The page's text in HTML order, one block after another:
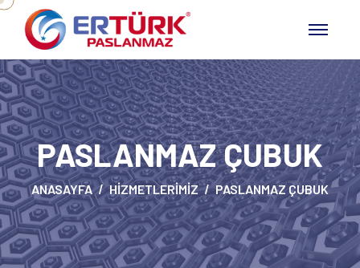
PASLANMAZ ÇUBUK
ANASAYFA HIZMETLERIMIZ PASLANMAZ ÇUBUK